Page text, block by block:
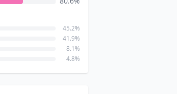
45.2%
41.9%
8.1%
4.8%